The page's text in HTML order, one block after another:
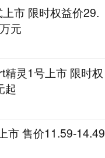
市 限时权益价29.
元
灵1号上市 限时权
起
市 售价11.59-14.49